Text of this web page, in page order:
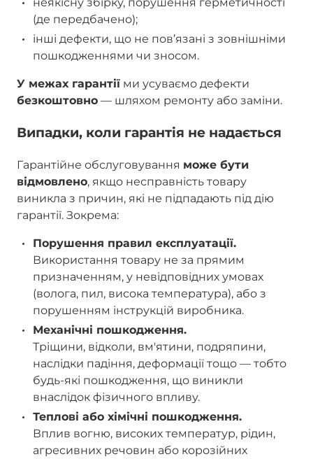
(де передбачено);
інші дефекти, що не пов’язані з зовнішніми
пошкодженнями чи зносом.
У межах гарантії ми усуваємо дефекти
безкоштовно — шляхом ремонту або заміни.
Випадки, коли гарантія не надається
Гарантійне обслуговування може бути
відмовлено, якщо несправність товару
виникла з причин, які не підпадають під дію
гарантії. Зокрема:
Порушення правил експлуатації.
Використання товару не за прямим
призначенням, у невідповідних умовах
(волога, пил, висока температура), або з
порушенням інструкцій виробника.
Механічні пошкодження.
Тріщини, відколи, вм'ятини, подряпини,
наслідки падіння, деформації тощо — тобто
будь-які пошкодження, що виникли
внаслідок фізичного впливу.
Теплові або хімічні пошкодження.
Вплив вогню, високих температур, рідин,
агресивних речовин або корозійних